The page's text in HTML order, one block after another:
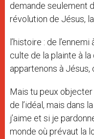
demande seulement
révolution de Jésus,
l’histoire : de
culte de la plainte à la
appartenons à Jésus,
Mais tu peux objecter
de l’idéal, mais dans
j’aime et si je
monde où prévaut la